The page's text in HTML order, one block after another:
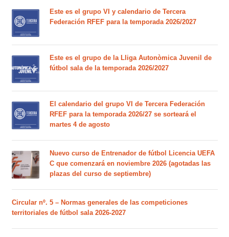
Este es el grupo VI y calendario de Tercera
Federación RFEF para la temporada 2026/2027
Este es el grupo de la Lliga Autonòmica Juvenil de
fútbol sala de la temporada 2026/2027
El calendario del grupo VI de Tercera Federación
RFEF para la temporada 2026/27 se sorteará el
martes 4 de agosto
Nuevo curso de Entrenador de fútbol Licencia UEFA
C que comenzará en noviembre 2026 (agotadas las
plazas del curso de septiembre)
Circular nº. 5 – Normas generales de las competiciones
territoriales de fútbol sala 2026-2027